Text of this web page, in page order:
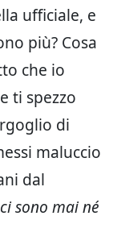
ufficiale, e
più? Cosa
che io
ti spezzo
di
maluccio
dal
sono mai né